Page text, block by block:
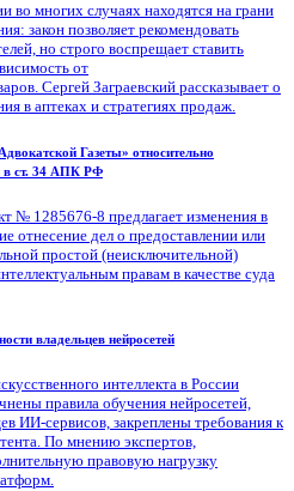
во многих случаях находятся на грани
закон позволяет рекомендовать
но строго воспрещает ставить
от
Сергей Заграевский рассказывает о
в аптеках и стратегиях продаж.
Газеты» относительно
в ст. 34 АПК РФ
№ 1285676-8 предлагает изменения в
дел о предоставлении или
простой (неисключительной)
правам в качестве суда
владельцев нейросетей
интеллекта в России
правила обучения нейросетей,
ИИ-сервисов, закреплены требования к
По мнению экспертов,
правовую нагрузку